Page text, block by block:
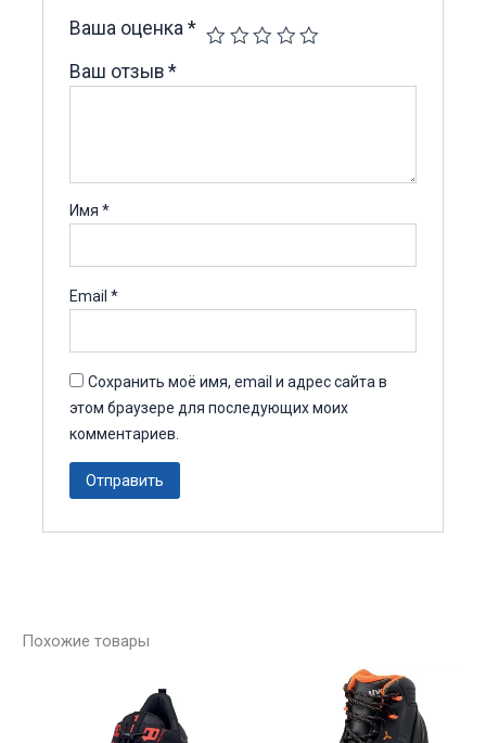
Ваша оценка*
Ваш отзыв*
Имя*
Email*
Сохранить моё имя, email и адрес сайта в
этом браузере для последующих моих
комментариев.
Похожие товары